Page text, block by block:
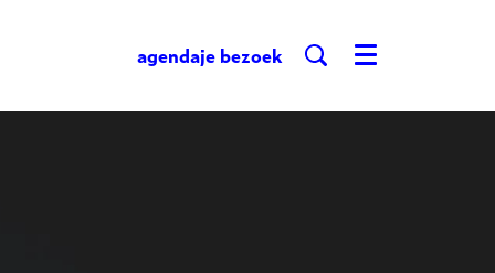
agendaje bezoek Menu